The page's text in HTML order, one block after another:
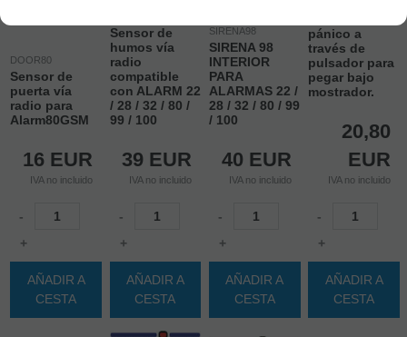
DOOR80
Sensor de
puerta vía
radio para
Alarm80GSM
16 EUR
IVA no incluido
-
+
AÑADIR A
CESTA
Sensor de
humos vía
radio
compatible
con ALARM 22
/ 28 / 32 / 80 /
99 / 100
39 EUR
IVA no incluido
-
+
AÑADIR A
CESTA
SIRENA98
SIRENA 98
INTERIOR
PARA
ALARMAS 22 /
28 / 32 / 80 / 99
/ 100
40 EUR
IVA no incluido
-
+
AÑADIR A
CESTA
pánico a
través de
pulsador para
pegar bajo
mostrador.
20,80
EUR
IVA no incluido
-
+
AÑADIR A
CESTA